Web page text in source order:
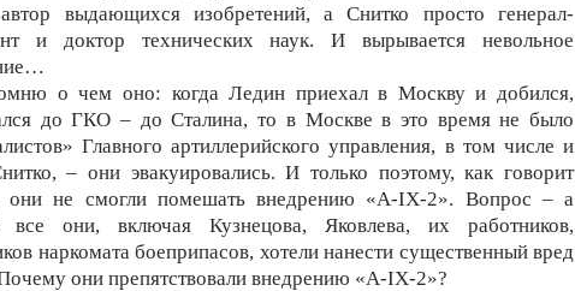
выдающихся изобретений, а Снитко просто генерал-
и доктор технических наук. И вырывается невольное
о чем оно: когда Ледин приехал в Москву и добился,
до ГКО – до Сталина, то в Москве в это время не было
Главного артиллерийского управления, в том числе и
– они эвакуировались. И только поэтому, как говорит
они не смогли помешать внедрению «А-IX-2». Вопрос – а
все они, включая Кузнецова, Яковлева, их работников,
наркомата боеприпасов, хотели нанести существенный вред
они препятствовали внедрению «А-IX-2»?